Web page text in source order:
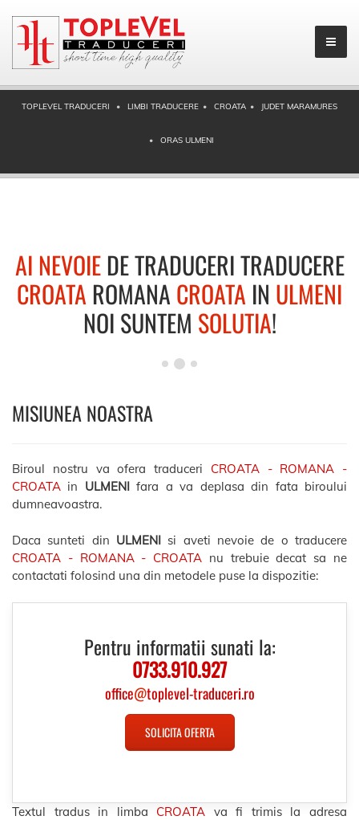
TOPLEVEL TRADUCERI LIMBI TRADUCERE CROATA JUDET MARAMURES
ORAS ULMENI
AI NEVOIEDE TRADUCERI TRADUCERE
CROATA ROMANA CROATA IN ULMENI
NOI SUNTEM SOLUTIA!
MISIUNEA NOASTRA
Biroul nostru va ofera traduceri CROATA - ROMANA -
CROATA in ULMENIfara a va deplasa din fata biroului
dumneavoastra.
Daca sunteti din ULMENI si aveti nevoie de o traducere
CROATA - ROMANA - CROATA nu trebuie decat sa ne
contactati folosind una din metodele puse la dispozitie:
Pentru informatii sunati la:
0733.910.927
office@toplevel-traduceri.ro
SOLICITA OFERTA
Textul tradus in limba CROATA va fi trimis la adresa